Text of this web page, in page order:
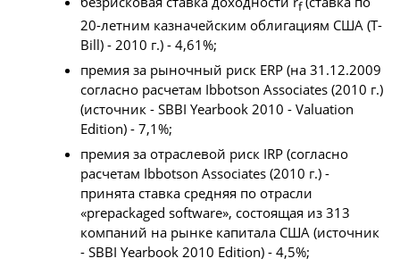
f
20-летним казначейским облигациям США (T-
Bill) - 2010 г.) - 4,61%;
премия за рыночный риск ERP (на 31.12.2009
согласно расчетам Ibbotson Associates (2010 г.)
(источник - SBBI Yearbook 2010 - Valuation
Edition) - 7,1%;
премия за отраслевой риск IRP (согласно
расчетам Ibbotson Associates (2010 г.) -
принята ставка средняя по отрасли
«prepackaged software», состоящая из 313
компаний на рынке капитала США (источник
- SBBI Yearbook 2010 Edition) - 4,5%;